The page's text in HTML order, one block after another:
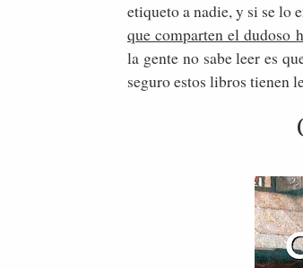
etiqueto a nadie, y si se lo
que comparten el dudoso
la gente no sabe leer es
seguro estos libros tienen